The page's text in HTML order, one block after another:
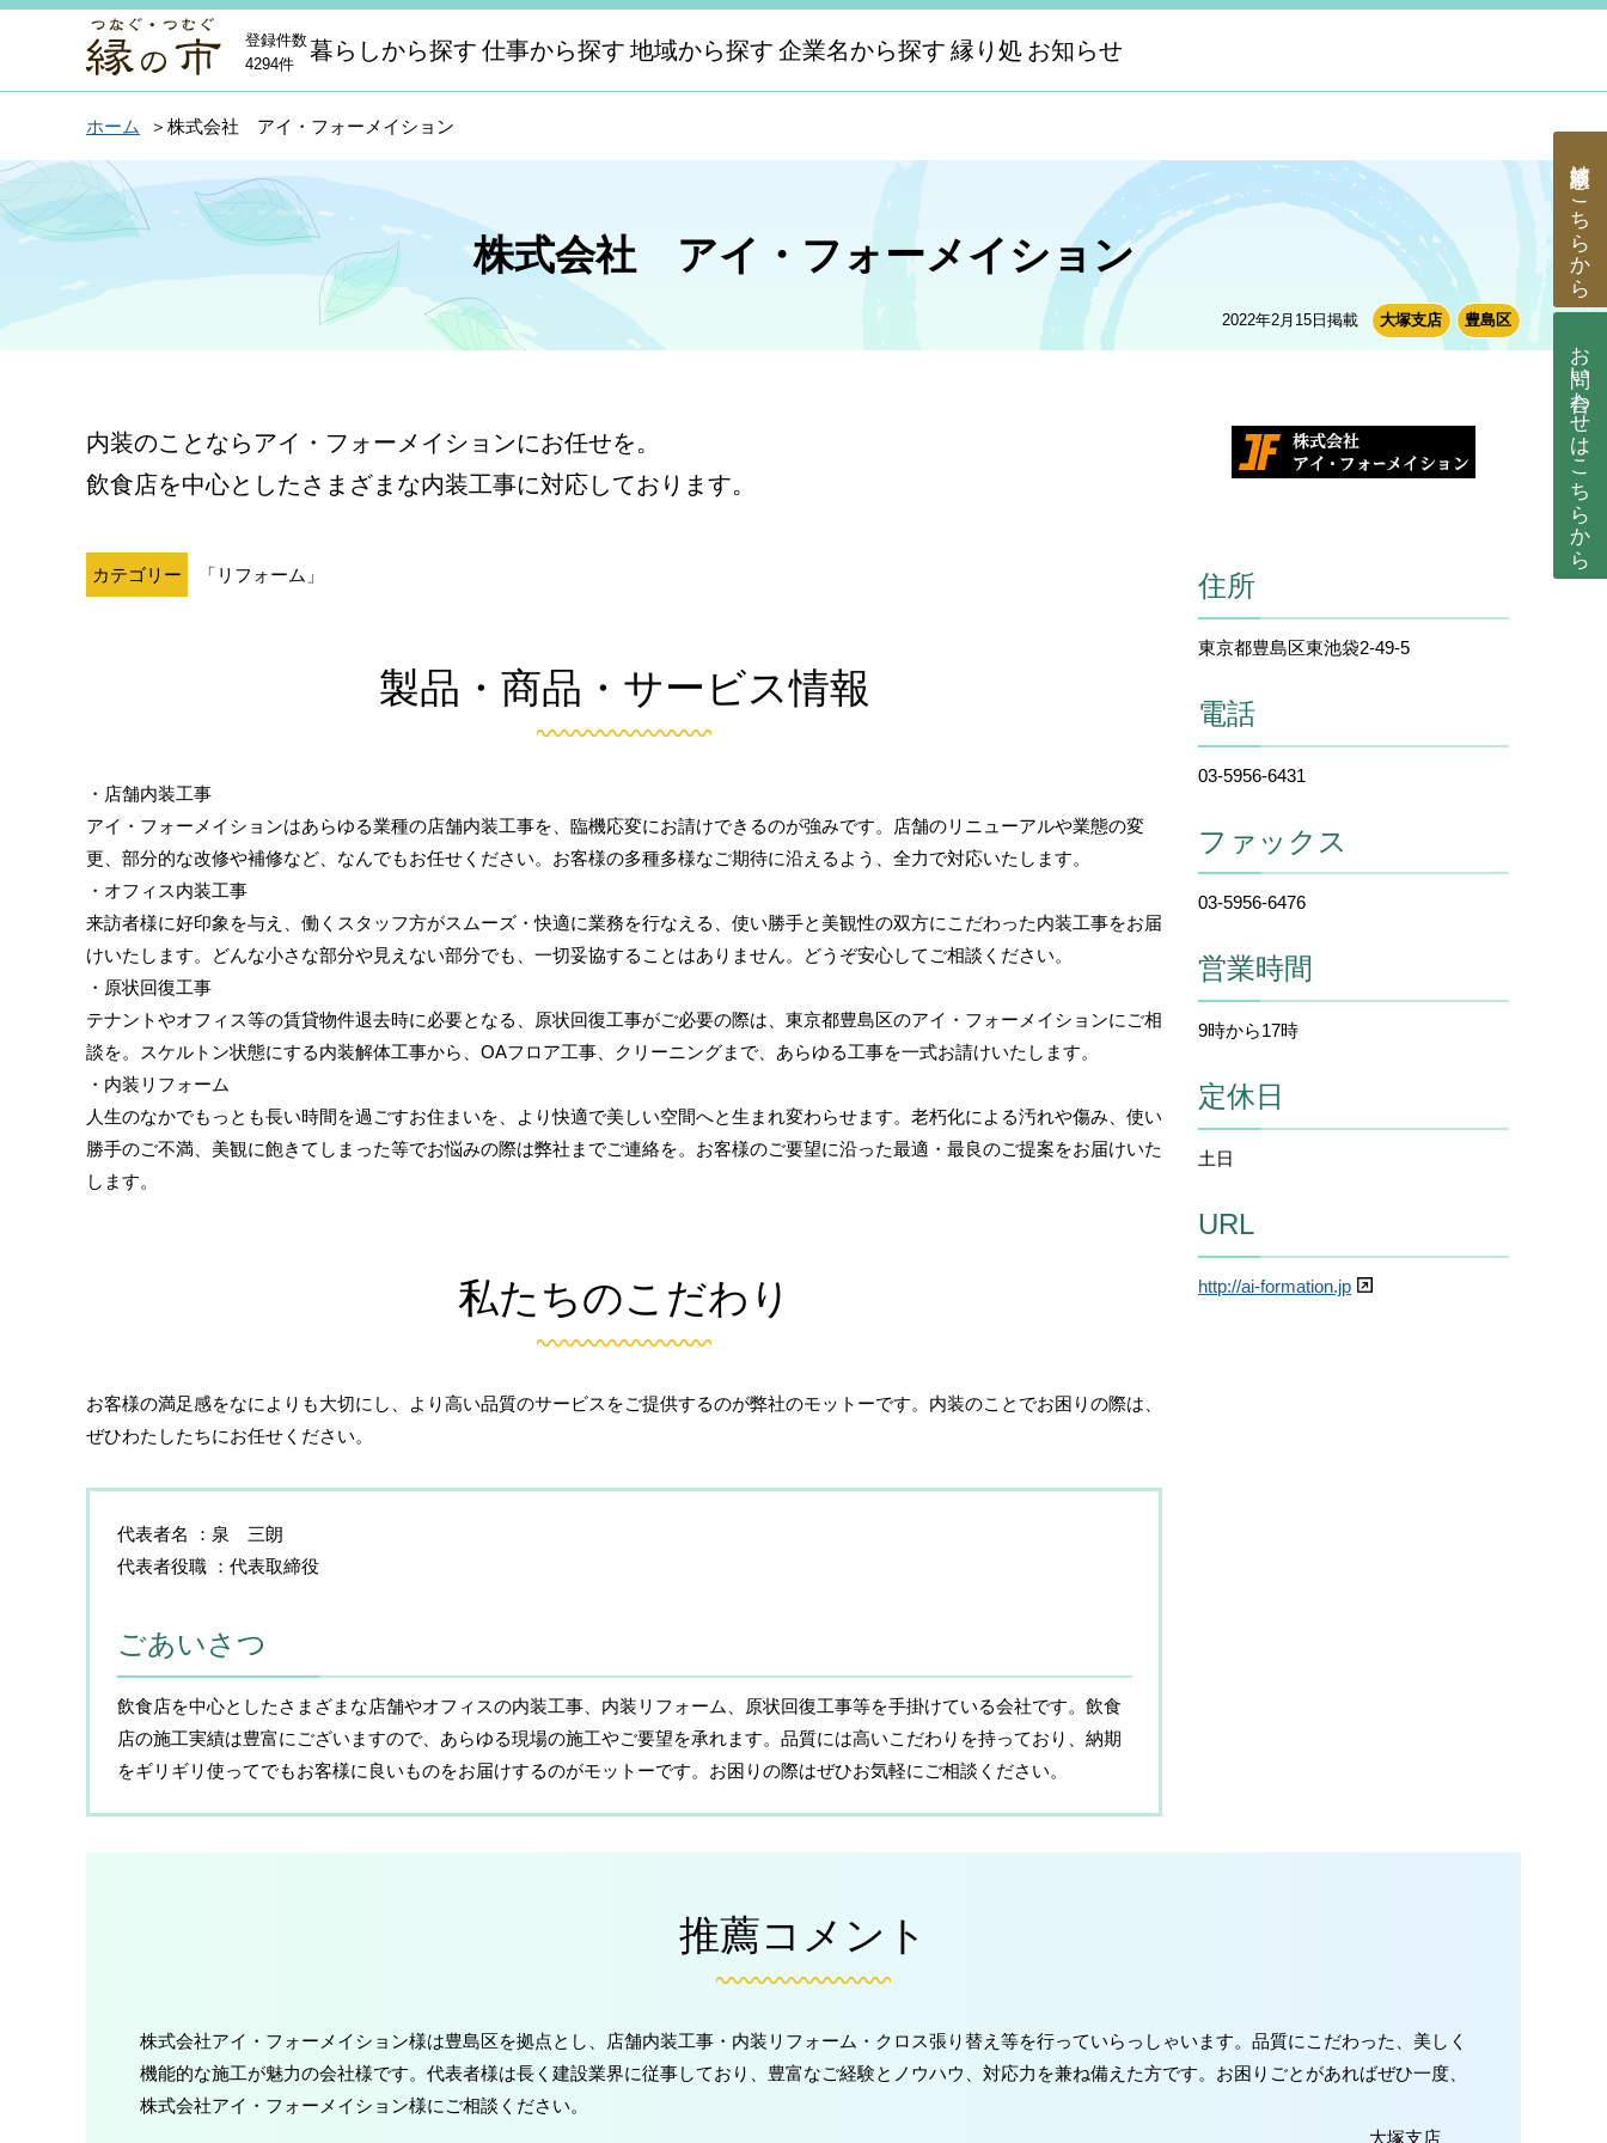
登録件数
4294件
暮らしから探す 仕事から探す 地域から探す 企業名から探す 縁り処 お知らせ
ホーム 株式会社 アイ・フォーメイション
2022年2月15日掲載 大塚支店 豊島区
株式会社 アイ・フォーメイション
住所
東京都豊島区東池袋2-49-5
電話
03-5956-6431
ファックス
03-5956-6476
営業時間
9時から17時
定休日
土日
URL
http://ai-formation.jp
内装のことならアイ・フォーメイションにお任せを。
飲食店を中心としたさまざまな内装工事に対応しております。
カテゴリー 「リフォーム」
製品・商品・サービス情報
・店舗内装工事
アイ・フォーメイションはあらゆる業種の店舗内装工事を、臨機応変にお請けできるのが強みです。店舗のリニューアルや業態の変
更、部分的な改修や補修など、なんでもお任せください。お客様の多種多様なご期待に沿えるよう、全力で対応いたします。
・オフィス内装工事
来訪者様に好印象を与え、働くスタッフ方がスムーズ・快適に業務を行なえる、使い勝手と美観性の双方にこだわった内装工事をお届
けいたします。どんな小さな部分や見えない部分でも、一切妥協することはありません。どうぞ安心してご相談ください。
・原状回復工事
テナントやオフィス等の賃貸物件退去時に必要となる、原状回復工事がご必要の際は、東京都豊島区のアイ・フォーメイションにご相
談を。スケルトン状態にする内装解体工事から、OAフロア工事、クリーニングまで、あらゆる工事を一式お請けいたします。
・内装リフォーム
人生のなかでもっとも長い時間を過ごすお住まいを、より快適で美しい空間へと生まれ変わらせます。老朽化による汚れや傷み、使い
勝手のご不満、美観に飽きてしまった等でお悩みの際は弊社までご連絡を。お客様のご要望に沿った最適・最良のご提案をお届けいた
します。
私たちのこだわり
お客様の満足感をなによりも大切にし、より高い品質のサービスをご提供するのが弊社のモットーです。内装のことでお困りの際は、
ぜひわたしたちにお任せください。
代表者名
泉 三朗
代表者役職
代表取締役
ごあいさつ
飲食店を中心としたさまざまな店舗やオフィスの内装工事、内装リフォーム、原状回復工事等を手掛けている会社です。飲食
店の施工実績は豊富にございますので、あらゆる現場の施工やご要望を承れます。品質には高いこだわりを持っており、納期
をギリギリ使ってでもお客様に良いものをお届けするのがモットーです。お困りの際はぜひお気軽にご相談ください。
推薦コメント
株式会社アイ・フォーメイション様は豊島区を拠点とし、店舗内装工事・内装リフォーム・クロス張り替え等を行っていらっしゃいます。品質にこだわった、美しく
機能的な施工が魅力の会社様です。代表者様は長く建設業界に従事しており、豊富なご経験とノウハウ、対応力を兼ね備えた方です。お困りごとがあればぜひ一度、
株式会社アイ・フォーメイション様にご相談ください。
大塚支店
はこちらから
お問い合わせ
はこちらから